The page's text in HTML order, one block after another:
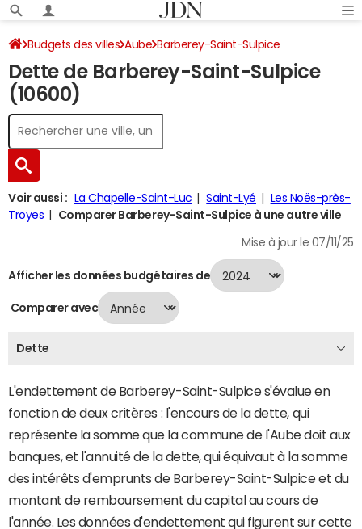
Budgets des villes Aube Barberey-Saint-Sulpice
Dette au 31/12/2024
Dette de Barberey-Saint-Sulpice
(10600)
Voir aussi : La Chapelle-Saint-Luc Saint-Lyé
Les Noës-près-
Troyes
Comparer Barberey-Saint-Sulpice à une autre ville
Mise à jour le 07/11/25
Afficher les données budgétaires de
Comparer avec
Dette
L'endettement de Barberey-Saint-Sulpice s'évalue en
fonction de deux critères : l'encours de la dette, qui
représente la somme que la commune de l'Aube doit aux
banques, et l'annuité de la dette, qui équivaut à la somme
des intérêts d'emprunts de Barberey-Saint-Sulpice et du
montant de remboursement du capital au cours de
l'année. Les données d'endettement qui figurent sur cette